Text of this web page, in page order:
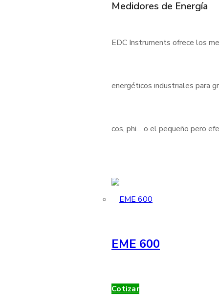
Medidores de Energía
EDC Instruments ofrece los
energéticos industriales para
cos, phi… o el pequeño pero
EME 600
Cotizar